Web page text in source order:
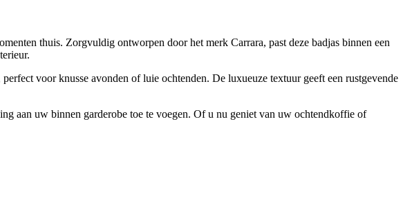
thuis. Zorgvuldig ontworpen door het merk Carrara, past deze badjas binnen een
voor knusse avonden of luie ochtenden. De luxueuze textuur geeft een rustgevende
aan uw binnen garderobe toe te voegen. Of u nu geniet van uw ochtendkoffie of